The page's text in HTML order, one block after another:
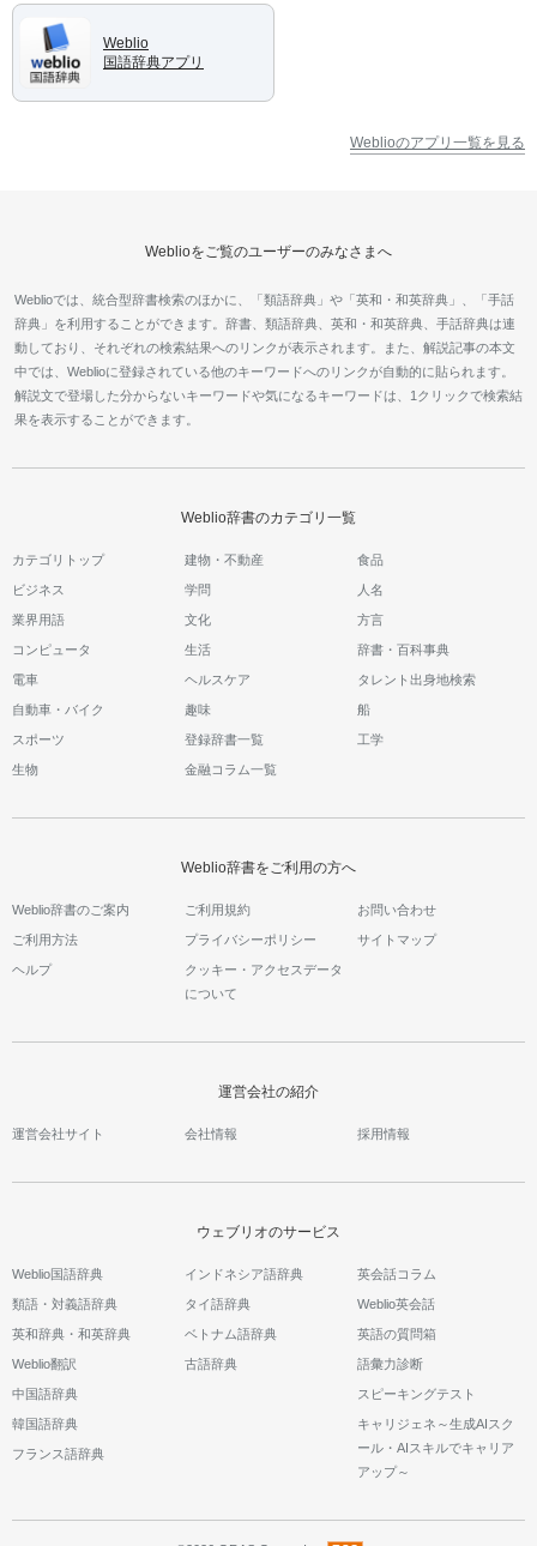
Weblio
国語辞典アプリ
Weblioのアプリ一覧を見る
Weblioをご覧のユーザーのみなさまへ
Weblioでは、統合型辞書検索のほかに、「類語辞典」や「英和・和英辞典」、「手話
辞典」を利用することができます。辞書、類語辞典、英和・和英辞典、手話辞典は連
動しており、それぞれの検索結果へのリンクが表示されます。また、解説記事の本文
中では、Weblioに登録されている他のキーワードへのリンクが自動的に貼られます。
解説文で登場した分からないキーワードや気になるキーワードは、1クリックで検索結
果を表示することができます。
Weblio辞書のカテゴリ一覧
カテゴリトップ 建物・不動産 食品
ビジネス 学問 人名
業界用語 文化 方言
コンピュータ 生活 辞書・百科事典
電車 ヘルスケア タレント出身地検索
自動車・バイク 趣味 船
スポーツ 登録辞書一覧 工学
生物 金融コラム一覧
Weblio辞書をご利用の方へ
Weblio辞書のご案内 ご利用規約 お問い合わせ
ご利用方法 プライバシーポリシー サイトマップ
ヘルプ
クッキー・アクセスデータ
について
運営会社の紹介
運営会社サイト 会社情報 採用情報
ウェブリオのサービス
Weblio国語辞典
類語・対義語辞典
英和辞典・和英辞典
Weblio翻訳
中国語辞典
韓国語辞典
フランス語辞典
インドネシア語辞典
タイ語辞典
ベトナム語辞典
古語辞典
英会話コラム
Weblio英会話
英語の質問箱
語彙力診断
スピーキングテスト
キャリジェネ～生成AIスク
ール・AIスキルでキャリア
アップ～